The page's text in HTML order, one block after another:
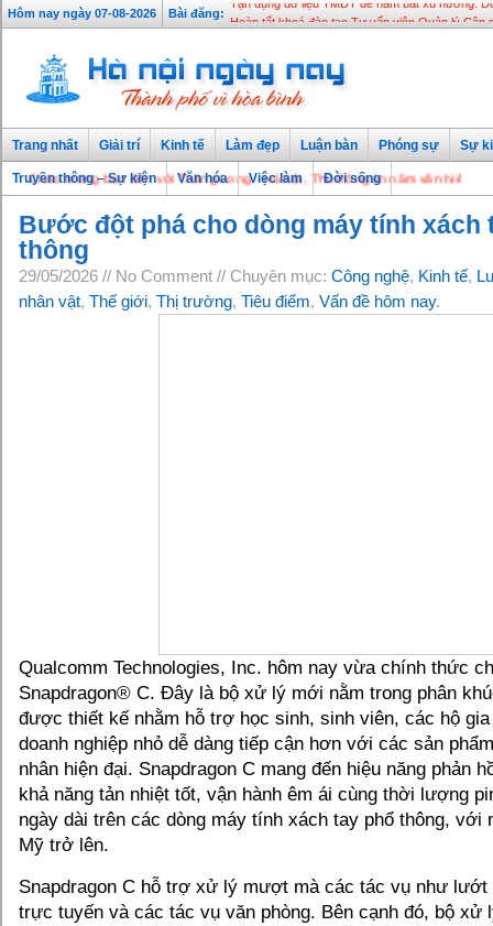
Hôm nay ngày 07-08-2026
Bài đăng:
Hoàn tất khoá đào tạo Tư vấn viên Quản lý Cân
Tận dụng dữ liệu TMĐT để nắm bắt xu hướng:
Chào mừng bạn đến với Thăng Long - Hà Nội, Thủ đô ngàn năm văn hiến
Trang nhất Giải trí Kinh tế Làm đẹp Luận bàn Phóng sự Sự
Truyền thông – Sự kiện Văn hóa Việc làm Đời sống
Bước đột phá cho dòng máy tính xách
thông
29/05/2026 // No Comment // Chuyên mục: Công nghệ, Kinh tế,
nhân vật, Thế giới, Thị trường, Tiêu điểm, Vấn đề hôm nay.
Qualcomm Technologies, Inc. hôm nay vừa chính thức
Snapdragon® C. Đây là bộ xử lý mới nằm trong phân
được thiết kế nhằm hỗ trợ học sinh, sinh viên, các hộ
doanh nghiệp nhỏ dễ dàng tiếp cận hơn với các sản
nhân hiện đại. Snapdragon C mang đến hiệu năng phản
khả năng tản nhiệt tốt, vận hành êm ái cùng thời lượng
ngày dài trên các dòng máy tính xách tay phổ thông, với
Mỹ trở lên.
Snapdragon C hỗ trợ xử lý mượt mà các tác vụ như lướt
trực tuyến và các tác vụ văn phòng. Bên cạnh đó, bộ xử